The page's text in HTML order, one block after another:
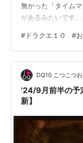
無かった「タイム
があるみたいです
石は最新の武器に
けでも集めておき
垢でお宝探しして
遊び方 豆知識 お宝
枚目 ５枚目 ６枚目
りに…
# ドラクエ１０ #
DQ10 こつこつ
’24/9月前半の
新】